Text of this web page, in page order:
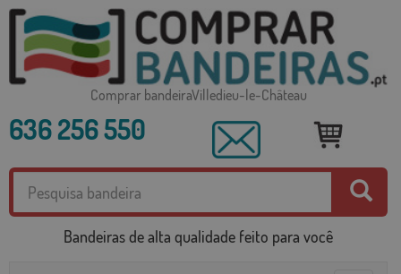
Comprar bandeiraVilledieu-le-Château
636 256 550
Bandeiras de alta qualidade feito para você